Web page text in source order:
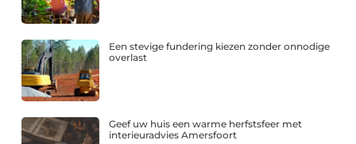
Een stevige fundering kiezen zonder onnodige
overlast
Geef uw huis een warme herfstsfeer met
interieuradvies Amersfoort